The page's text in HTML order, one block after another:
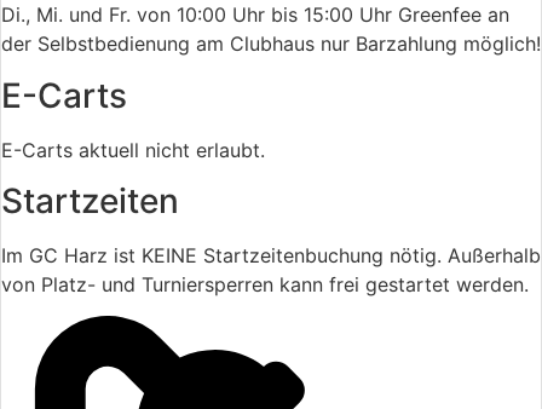
Di., Mi. und Fr. von 10:00 Uhr bis 15:00 Uhr Greenfee an
der Selbstbedienung am Clubhaus nur Barzahlung möglich!
E-Carts
E-Carts aktuell nicht erlaubt.
Startzeiten
Im GC Harz ist KEINE Startzeitenbuchung nötig. Außerhalb
von Platz- und Turniersperren kann frei gestartet werden.